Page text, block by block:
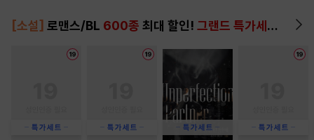
[소설] 로맨스/BL 600종 최대 할인! 그랜드 특가세트